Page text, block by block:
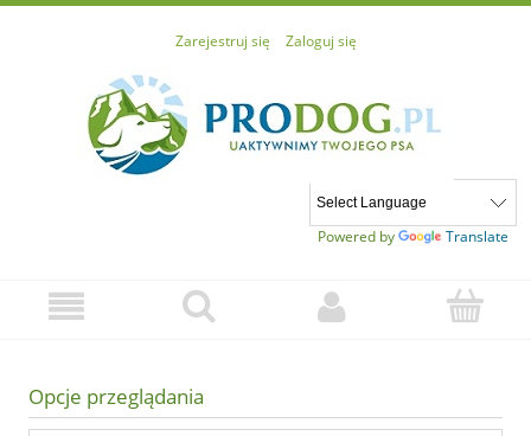
Zarejestruj się Zaloguj się
Powered by Translate
Opcje przeglądania